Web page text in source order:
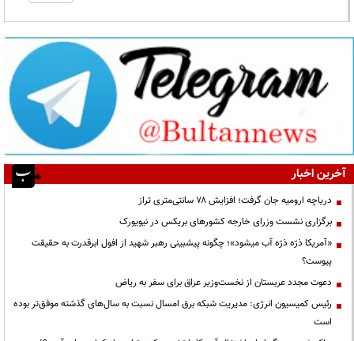
آخرین اخبار
دریاچه ارومیه جان گرفت؛ افزایش ۷۸ سانتی‌متری تراز
برگزاری نشست وزرای خارجه کشورهای بریکس در نیویورک
«آمریکا ذرّه ذرّه آب میشود»؛ چگونه پیشبینی رهبر شهید از افول ابرقدرت به حقیقت
پیوست؟
دعوت مجدد عربستان از نخست‌وزیر عراق برای سفر به ریاض
رئیس کمیسیون انرژی: مدیریت شبکه برق امسال نسبت به سال‌های گذشته موفق‌تر بوده
است